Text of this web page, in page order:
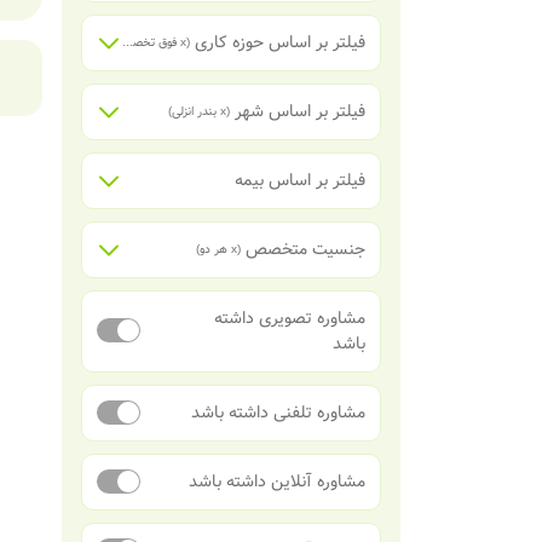
فیلتر بر اساس حوزه کاری (x فوق تخصص غدد و متابولیسم (اندوکرینولوژی)
فیلتر بر اساس شهر (x بندر انزلی)
فیلتر بر اساس بیمه
جنسیت متخصص (x هر دو)
مشاوره تصویری داشته
باشد
مشاوره تلفنی داشته باشد
مشاوره آنلاین داشته باشد